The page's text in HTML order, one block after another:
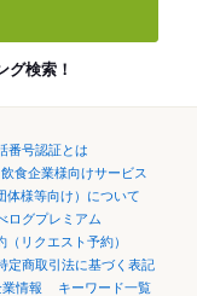
グ検索！
番号認証とは
食企業様向けサービス
体様等向け）について
ログプレミアム
（リクエスト予約）
定商取引法に基づく表記
業情報 キーワード一覧